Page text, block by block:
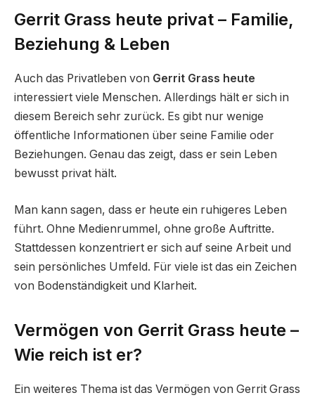
Gerrit Grass heute privat – Familie,
Beziehung & Leben
Auch das Privatleben von Gerrit Grass heute
interessiert viele Menschen. Allerdings hält er sich in
diesem Bereich sehr zurück. Es gibt nur wenige
öffentliche Informationen über seine Familie oder
Beziehungen. Genau das zeigt, dass er sein Leben
bewusst privat hält.
Man kann sagen, dass er heute ein ruhigeres Leben
führt. Ohne Medienrummel, ohne große Auftritte.
Stattdessen konzentriert er sich auf seine Arbeit und
sein persönliches Umfeld. Für viele ist das ein Zeichen
von Bodenständigkeit und Klarheit.
Vermögen von Gerrit Grass heute –
Wie reich ist er?
Ein weiteres Thema ist das Vermögen von Gerrit Grass